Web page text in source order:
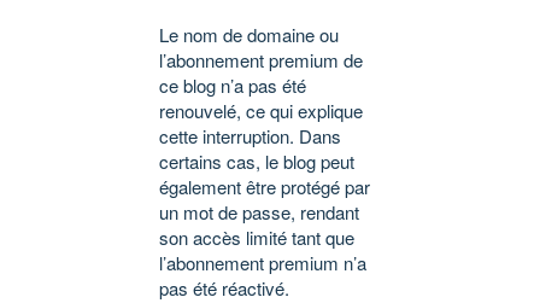
Le nom de domaine ou
l’abonnement premium de
ce blog n’a pas été
renouvelé, ce qui explique
cette interruption. Dans
certains cas, le blog peut
également être protégé par
un mot de passe, rendant
son accès limité tant que
l’abonnement premium n’a
pas été réactivé.